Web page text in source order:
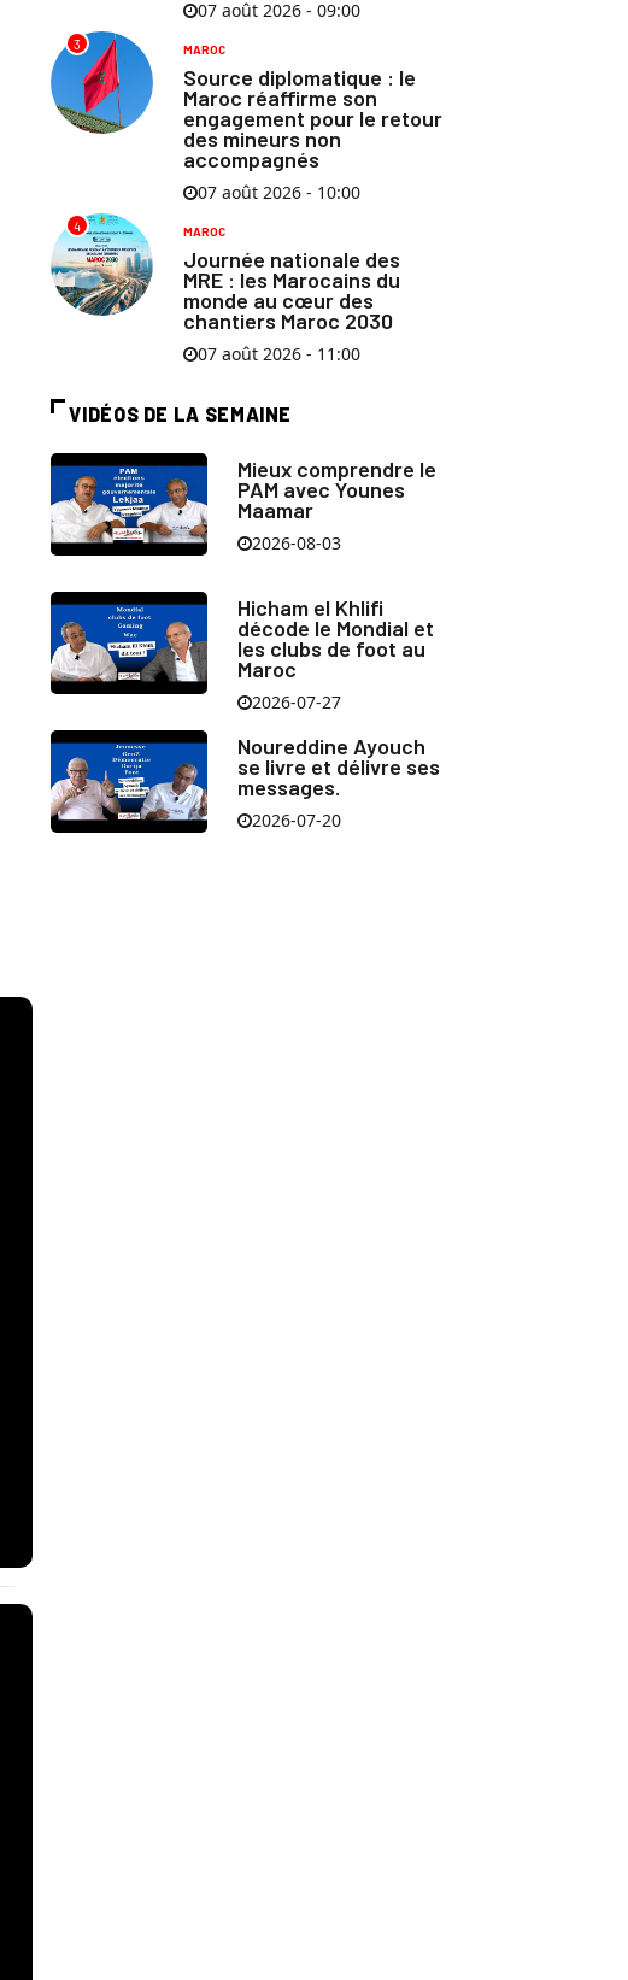
07 août 2026 - 09:00
3 MAROC
Source diplomatique : le
Maroc réaffirme son
engagement pour le retour
des mineurs non
accompagnés
07 août 2026 - 10:00
4 MAROC
Journée nationale des
MRE : les Marocains du
monde au cœur des
chantiers Maroc 2030
07 août 2026 - 11:00
VIDÉOS DE LA SEMAINE
Mieux comprendre le
PAM avec Younes
Maamar
2026-08-03
Hicham el Khlifi
décode le Mondial et
les clubs de foot au
Maroc
2026-07-27
Noureddine Ayouch
se livre et délivre ses
messages.
2026-07-20